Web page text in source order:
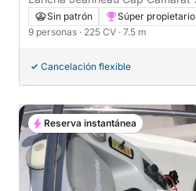
Sin patrón Súper propietario
9 personas · 225 CV · 7.5 m
Cancelación flexible
Reserva instantánea